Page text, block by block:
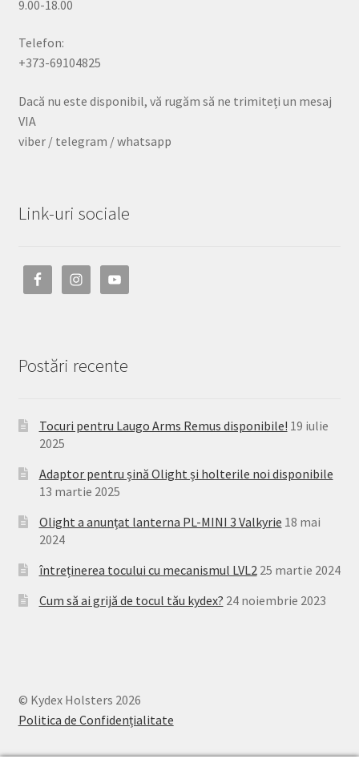
9.00-18.00
Telefon:
+373-69104825
Dacă nu este disponibil, vă rugăm să ne trimiteți un mesaj
VIA
viber / telegram / whatsapp
Link-uri sociale
Postări recente
Tocuri pentru Laugo Arms Remus disponibile! 19 iulie
2025
Adaptor pentru șină Olight și holterile noi disponibile
13 martie 2025
Olight a anunțat lanterna PL-MINI 3 Valkyrie 18 mai
2024
întreținerea tocului cu mecanismul LVL2 25 martie 2024
Cum să ai grijă de tocul tău kydex? 24 noiembrie 2023
© Kydex Holsters 2026
Politica de Confidențialitate